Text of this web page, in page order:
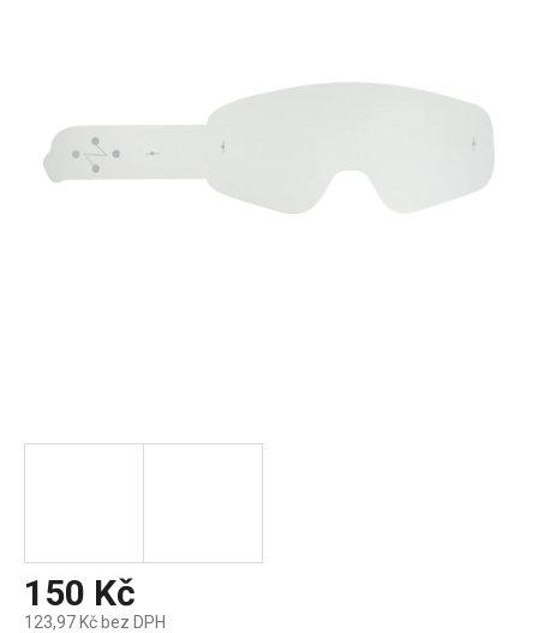
150 Kč
123,97 Kč bez DPH